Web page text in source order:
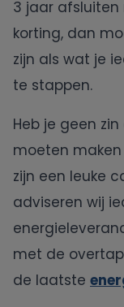
3 jaar
korting, dan
zijn als wat je
te stappen.
Heb je geen
moeten maken
zijn een leuke
adviseren wij
met de
de laatste